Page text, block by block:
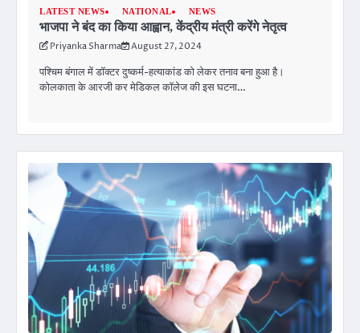
LATEST NEWS NATIONAL NEWS
भाजपा ने बंद का किया आह्वान, केंद्रीय मंत्री करेंगे नेतृत्व
Priyanka Sharma August 27, 2024
पश्चिम बंगाल में डॉक्टर दुष्कर्म-हत्याकांड को लेकर तनाव बना हुआ है।
कोलकाता के आरजी कर मेडिकल कॉलेज की इस घटना…